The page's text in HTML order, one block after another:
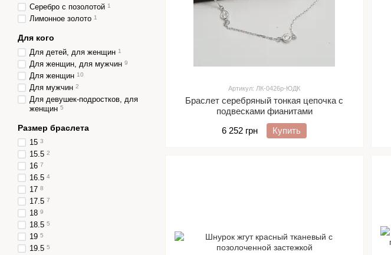
Артикул: ЛК-0426р-ЮДК
Браслет серебряный тонкая цепочка с
подвесками фианитами
6 252 грн
Купить
Серебро с позолотой 1
Лимонное золото 1
Для кого
Для детей, для женщин 1
Для женщин, для мужчин 9
Для женщин 10
Для мужчин 2
Для девушек-подростков, для
женщин 5
Размер браслета
15 3
15.5 2
16 7
16.5 4
17 8
17.5 7
18 9
18.5 5
19 5
19.5 5